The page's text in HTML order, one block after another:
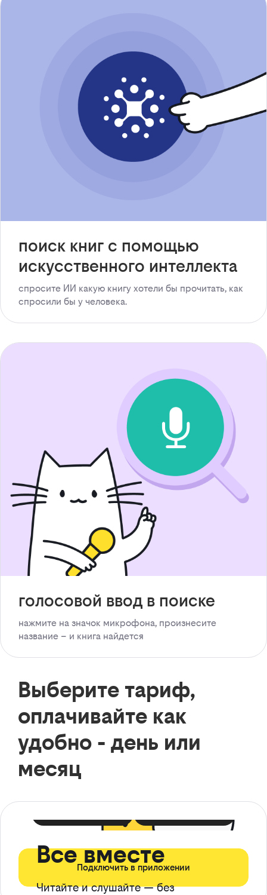
поиск книг с помощью
искусственного интеллекта
спросите ИИ какую книгу хотели бы прочитать, как
спросили бы у человека.
голосовой ввод в поиске
нажмите на значок микрофона, произнесите
название – и книга найдется
Выберите тариф,
оплачивайте как
удобно - день или
месяц
Все вместе
Читайте и слушайте — без
Подключить в приложении